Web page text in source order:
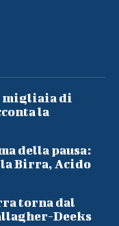
migliaia di
la
della pausa:
Birra, Acido
torna dal
Deeks